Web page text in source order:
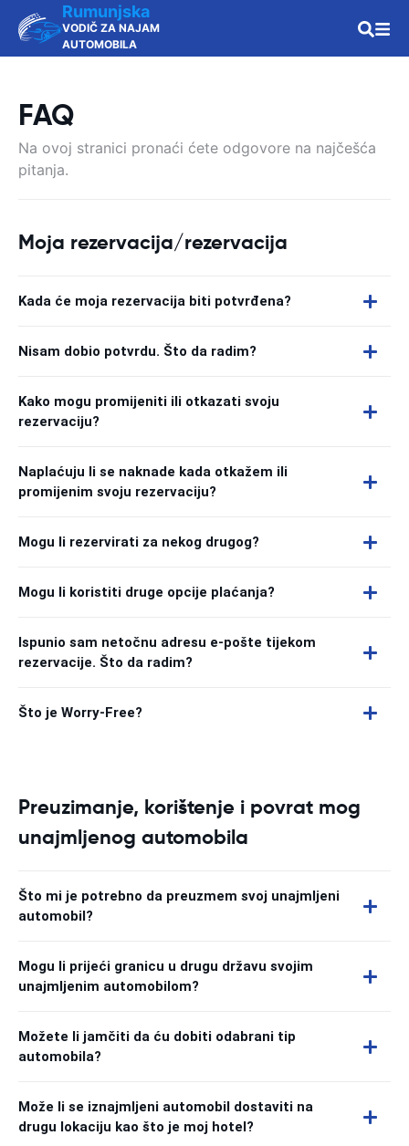
Rumunjska
VODIČ ZA NAJAM
AUTOMOBILA
FAQ
Na ovoj stranici pronaći ćete odgovore na najčešća
pitanja.
Moja rezervacija/rezervacija
Kada će moja rezervacija biti potvrđena?
Nisam dobio potvrdu. Što da radim?
Kako mogu promijeniti ili otkazati svoju
rezervaciju?
Naplaćuju li se naknade kada otkažem ili
promijenim svoju rezervaciju?
Mogu li rezervirati za nekog drugog?
Mogu li koristiti druge opcije plaćanja?
Ispunio sam netočnu adresu e-pošte tijekom
rezervacije. Što da radim?
Što je Worry-Free?
Preuzimanje, korištenje i povrat mog
unajmljenog automobila
Što mi je potrebno da preuzmem svoj unajmljeni
automobil?
Mogu li prijeći granicu u drugu državu svojim
unajmljenim automobilom?
Možete li jamčiti da ću dobiti odabrani tip
automobila?
Može li se iznajmljeni automobil dostaviti na
drugu lokaciju kao što je moj hotel?